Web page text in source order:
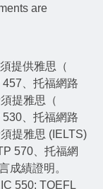
are
提供雅思（
457、托福網路
提雅思（
530、托福網路
提雅思 (IELTS)
570、托福網
成績證明。
550; TOEFL